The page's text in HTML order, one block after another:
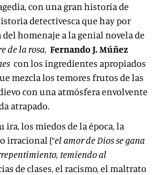
con una gran historia de
detectivesca que hay por
homenaje a la genial novela de
de la rosa, Fernando J. Múñez
con los ingredientes apropiados
mezcla los temores frutos de las
con una atmósfera envolvente
atrapado.
ira, los miedos de la época, la
irracional (“el amor de Dios se gana
temiendo al
de clases, el racismo, el maltrato